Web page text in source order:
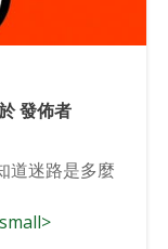
發佈者
道迷路是多麼